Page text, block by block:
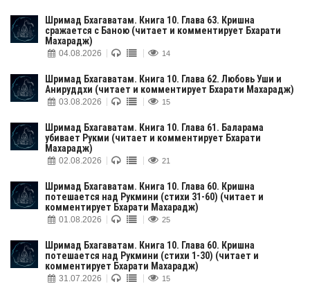
Шримад Бхагаватам. Книга 10. Глава 63. Кришна
сражается с Баною (читает и комментирует Бхарати
Махарадж)
04.08.2026 14
Шримад Бхагаватам. Книга 10. Глава 62. Любовь Уши и
Анируддхи (читает и комментирует Бхарати Махарадж)
03.08.2026 15
Шримад Бхагаватам. Книга 10. Глава 61. Баларама
убивает Рукми (читает и комментирует Бхарати
Махарадж)
02.08.2026 21
Шримад Бхагаватам. Книга 10. Глава 60. Кришна
потешается над Рукмини (стихи 31-60) (читает и
комментирует Бхарати Махарадж)
01.08.2026 25
Шримад Бхагаватам. Книга 10. Глава 60. Кришна
потешается над Рукмини (стихи 1-30) (читает и
комментирует Бхарати Махарадж)
31.07.2026 15